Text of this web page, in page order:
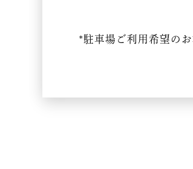
*駐車場ご利用希望の